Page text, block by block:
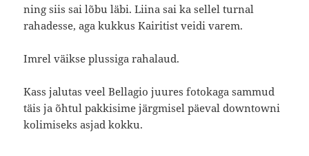
ning siis sai lõbu läbi. Liina sai ka sellel turnal
rahadesse, aga kukkus Kairitist veidi varem.
Imrel väikse plussiga rahalaud.
Kass jalutas veel Bellagio juures fotokaga sammud
täis ja õhtul pakkisime järgmisel päeval downtowni
kolimiseks asjad kokku.